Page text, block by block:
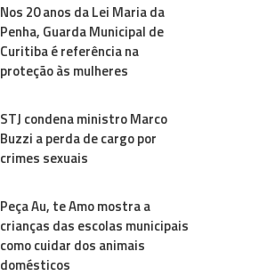
Nos 20 anos da Lei Maria da
Penha, Guarda Municipal de
Curitiba é referência na
proteção às mulheres
STJ condena ministro Marco
Buzzi a perda de cargo por
crimes sexuais
Peça Au, te Amo mostra a
crianças das escolas municipais
como cuidar dos animais
domésticos